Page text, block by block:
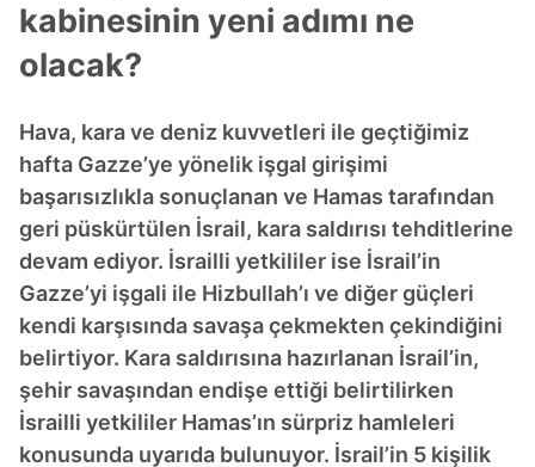
kabinesinin yeni adımı ne
olacak?
Hava, kara ve deniz kuvvetleri ile geçtiğimiz
hafta Gazze’ye yönelik işgal girişimi
başarısızlıkla sonuçlanan ve Hamas tarafından
geri püskürtülen İsrail, kara saldırısı tehditlerine
devam ediyor. İsrailli yetkililer ise İsrail’in
Gazze’yi işgali ile Hizbullah’ı ve diğer güçleri
kendi karşısında savaşa çekmekten çekindiğini
belirtiyor. Kara saldırısına hazırlanan İsrail’in,
şehir savaşından endişe ettiği belirtilirken
İsrailli yetkililer Hamas’ın sürpriz hamleleri
konusunda uyarıda bulunuyor. İsrail’in 5 kişilik